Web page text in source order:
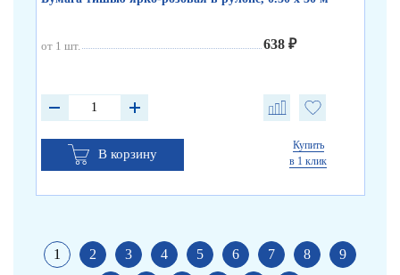
от 1 шт. 638 ₽
В корзину
Купить
в 1 клик
1 2 3 4 5 6 7 8
9